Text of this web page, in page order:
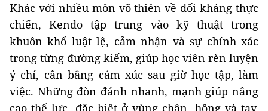
Khác với nhiều môn võ thiên về đối kháng thực
chiến, Kendo tập trung vào kỹ thuật trong
khuôn khổ luật lệ, cảm nhận và sự chính xác
trong từng đường kiếm, giúp học viên rèn luyện
ý chí, cân bằng cảm xúc sau giờ học tập, làm
việc. Những đòn đánh nhanh, mạnh giúp nâng